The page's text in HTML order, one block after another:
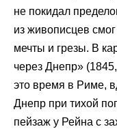
не покидал
из живописцев
мечты и грезы. В
через Днепр»
это время в Риме,
Днепр при тихой
пейзаж у Рейна с